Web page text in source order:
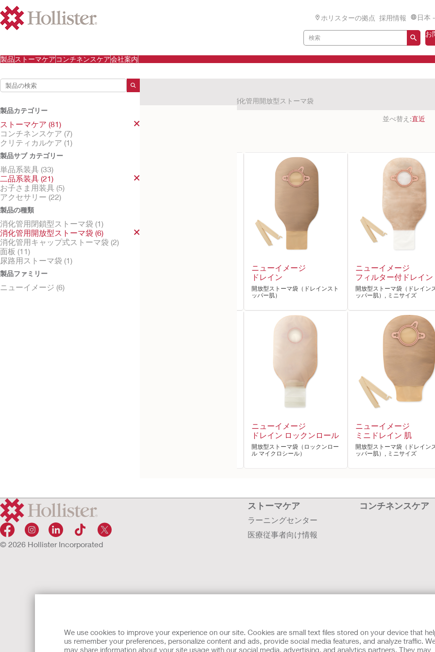
We use cookies to improve your experience on our site. Cookies are small text files stored on your device that
us remember your preferences, personalize content and ads, provide social media features, and analyze traffic.
may share information about your site usage with our social media, advertising, and analytics partners. They may
ホリスターの拠点 採用情報
日本
お
製品 ストーマケア コンチネンスケア会社案内
製品カテゴリー
ストーマケア (81)
コンチネンスケア (7)
クリティカルケア (1)
製品サブ カテゴリー
単品系装具 (33)
二品系装具 (21)
お子さま用装具 (5)
アクセサリー (22)
製品の種類
消化管用閉鎖型ストーマ袋 (1)
消化管用開放型ストーマ袋 (6)
消化管用キャップ式ストーマ袋 (2)
面板 (11)
尿路用ストーマ袋 (1)
製品ファミリー
ニューイメージ (6)
消化管用開放型ストーマ袋
並べ替え:
ニューイメージ
ドレイン
開放型ストーマ袋（ドレインスト
ッパー肌）
ニューイメージ
フィルター付ドレイン
開放型ストーマ袋（ドレイン
ッパー肌）, ミニサイズ
ニューイメージ
ドレイン ロックンロール
開放型ストーマ袋（ロックンロー
ル マイクロシール）
ニューイメージ
ミニドレイン 肌
開放型ストーマ袋（ドレイン
ッパー肌）, ミニサイズ
© 2026 Hollister Incorporated
ストーマケア
ラーニングセンター
医療従事者向け情報
コンチネンスケア
お問い合わせ